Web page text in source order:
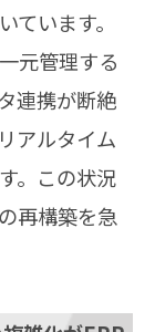
ています。
元管理する
連携が断絶
アルタイム
。この状況
再構築を急